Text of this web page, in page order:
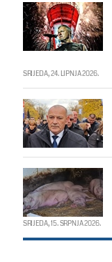
SRIJEDA, 24. LIPNJA 2026.
SRIJEDA, 15. SRPNJA 2026.